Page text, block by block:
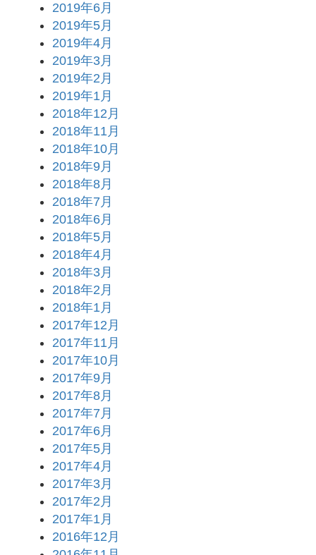
2019年6月
2019年5月
2019年4月
2019年3月
2019年2月
2019年1月
2018年12月
2018年11月
2018年10月
2018年9月
2018年8月
2018年7月
2018年6月
2018年5月
2018年4月
2018年3月
2018年2月
2018年1月
2017年12月
2017年11月
2017年10月
2017年9月
2017年8月
2017年7月
2017年6月
2017年5月
2017年4月
2017年3月
2017年2月
2017年1月
2016年12月